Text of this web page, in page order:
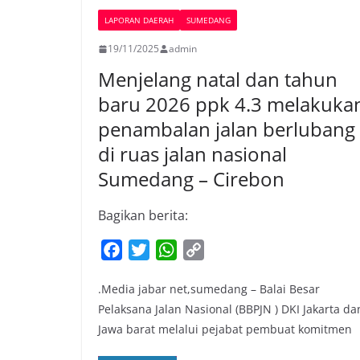
LAPORAN DAERAH SUMEDANG
19/11/2025 admin
Menjelang natal dan tahun
baru 2026 ppk 4.3
penambalan jalan berlubang
di ruas jalan nasional
Sumedang – Cirebon
Bagikan berita:
c
e
b
o
i
t
t
e
W
a
t
s
p
y
L
.Media jabar net,sumedang – Balai Besar
Pelaksana Jalan Nasional (BBPJN ) DKI Jakarta
Jawa barat melalui pejabat pembuat komitmen